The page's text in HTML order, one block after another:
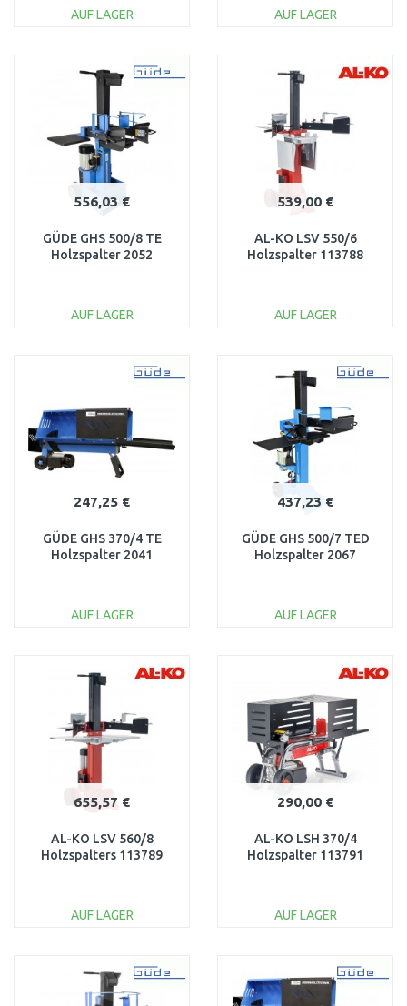
AUF LAGER
Vergleichen
AUF LAGER
556,03 €
GÜDE GHS 500/8 TE
Holzspalter 2052
AUF LAGER
539,00 €
AL-KO LSV 550/6
Holzspalter 113788
AUF LAGER
Vergleichen
247,25 €
GÜDE GHS 370/4 TE
Holzspalter 2041
AUF LAGER
437,23 €
GÜDE GHS 500/7 TED
Holzspalter 2067
AUF LAGER
655,57 €
AL-KO LSV 560/8
Holzspalters 113789
AUF LAGER
Vergleichen
290,00 €
AL-KO LSH 370/4
Holzspalter 113791
AUF LAGER
Vergleichen